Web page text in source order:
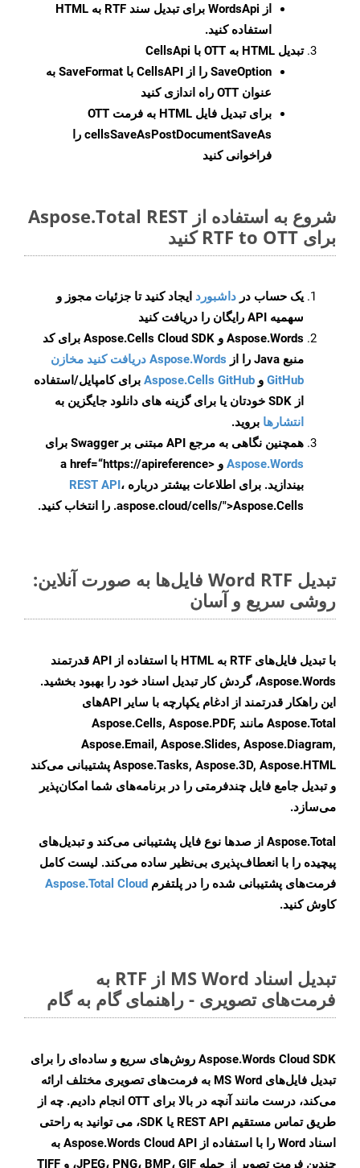
از WordsApi برای تبدیل سند RTF به HTML
استفاده کنید.
تبدیل HTML به OTT با CellsApi
SaveOption
را از CellsAPI با SaveFormat به
عنوان OTT راه اندازی کنید
برای تبدیل فایل HTML به فرمت
OTT
cellsSaveAsPostDocumentSaveAs را
فراخوانی کنید
شروع به استفاده از Aspose.Total REST
برای RTF to OTT کنید
یک حساب در داشبورد ایجاد کنید تا جزئیات مجوز و
سهمیه API رایگان را دریافت کنید
Aspose.Words و Aspose.Cells Cloud SDK برای کد
منبع Java را از
Aspose.Words دریافت کنید مخازن
GitHub و Aspose.Cells GitHub برای کامپایل/استفاده
از SDK خودتان یا برای گزینه های دانلود جایگزین به
انتشارها بروید.
همچنین نگاهی به مرجع API مبتنی بر Swagger برای
Aspose.Words
و <a href=“https://apireference
بیندازید. برای اطلاعات بیشتر درباره REST API،
.aspose.cloud/cells/">Aspose.Cells را انتخاب کنید.
تبدیل Word RTF فایل‌ها به صورت آنلاین:
روشی سریع و آسان
با تبدیل فایل‌های RTF به HTML با استفاده از API قدرتمند
Aspose.Words، گردش کار تبدیل اسناد خود را بهبود بخشید.
این راهکار قدرتمند از ادغام یکپارچه با سایر APIهای
Aspose.Total مانند Aspose.Cells, Aspose.PDF,
Aspose.Email, Aspose.Slides, Aspose.Diagram,
Aspose.Tasks, Aspose.3D, Aspose.HTML پشتیبانی می‌کند
و تبدیل جامع فایل چندفرمتی را در برنامه‌های شما امکان‌پذیر
می‌سازد.
Aspose.Total از صدها نوع فایل پشتیبانی می‌کند و تبدیل‌های
پیچیده را با انعطاف‌پذیری بی‌نظیر ساده می‌کند. لیست کامل
فرمت‌های پشتیبانی شده را در پلتفرم Aspose.Total Cloud
کاوش کنید.
تبدیل اسناد MS Word از RTF به
فرمت‌های تصویری - راهنمای گام به گام
Aspose.Words Cloud SDK روش‌های سریع و ساده‌ای را برای
تبدیل فایل‌های MS Word به فرمت‌های تصویری مختلف ارائه
می‌کند، درست مانند آنچه در بالا برای OTT انجام دادیم. چه از
طریق تماس مستقیم REST API یا SDK، می توانید به راحتی
اسناد Word را با استفاده از Aspose.Words Cloud API به
چندین فرمت تصویر از جمله JPEG، PNG، BMP، GIF، و TIFF